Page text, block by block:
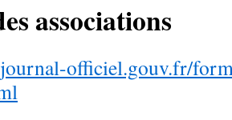
associations
officiel.gouv.fr/